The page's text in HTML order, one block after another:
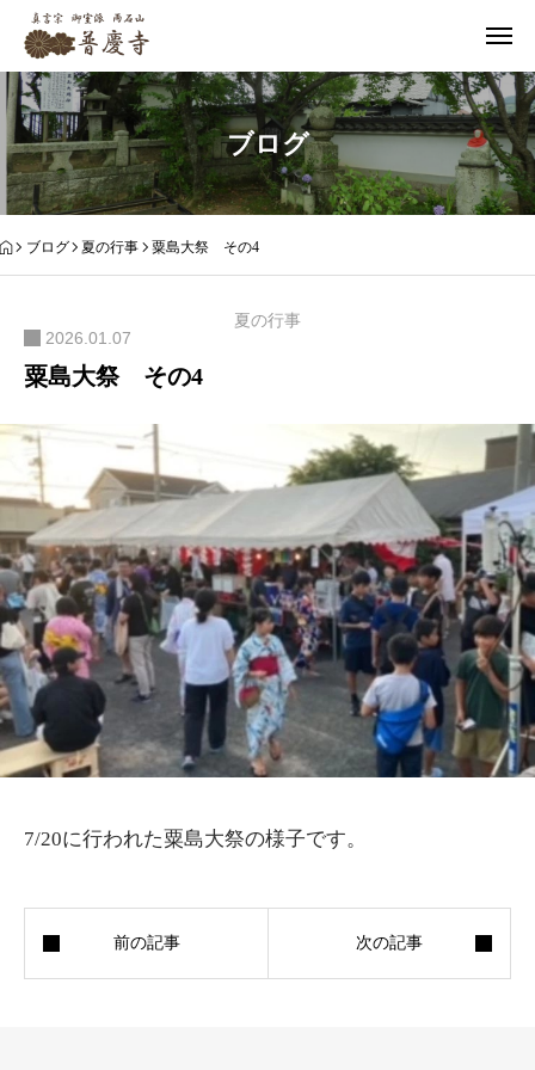
ブログ
ブログ 夏の行事 粟島大祭 その4
夏の行事
2026.01.07
粟島大祭 その4
7/20に行われた粟島大祭の様子です。